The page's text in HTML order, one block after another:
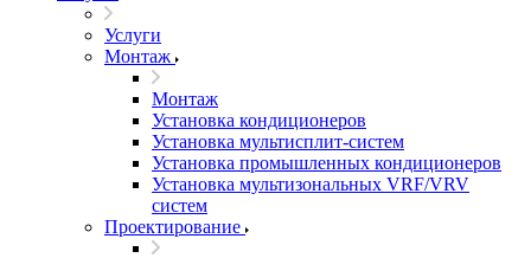
Услуги
Монтаж
Монтаж
Установка кондиционеров
Установка мультисплит-систем
Установка промышленных кондиционеров
Установка мультизональных VRF/VRV
систем
Проектирование